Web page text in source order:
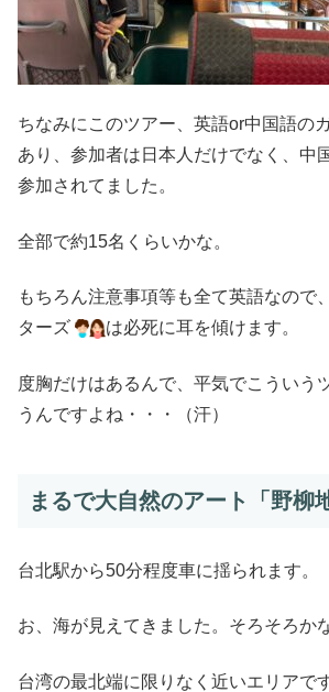
ちなみにこのツアー、英語or中国語の
あり、参加者は日本人だけでなく、中
参加されてました。
全部で約15名くらいかな。
もちろん注意事項等も全て英語なので
ターズ
は必死に耳を傾けます。
度胸だけはあるんで、平気でこういう
うんですよね・・・（汗）
まるで大自然のアート「野柳
台北駅から50分程度車に揺られます。
お、海が見えてきました。そろそろか
台湾の最北端に限りなく近いエリアです